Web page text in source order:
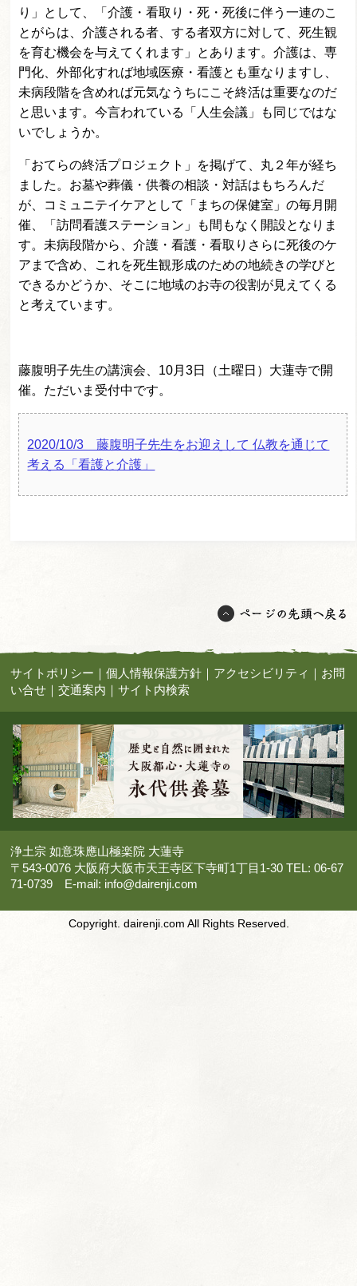
り」として、「介護・看取り・死・死後に伴う一連のこ
とがらは、介護される者、する者双方に対して、死生観
を育む機会を与えてくれます」とあります。介護は、専
門化、外部化すれば地域医療・看護とも重なりますし、
未病段階を含めれば元気なうちにこそ終活は重要なのだ
と思います。今言われている「人生会議」も同じではな
いでしょうか。
「おてらの終活プロジェクト」を掲げて、丸２年が経ち
ました。お墓や葬儀・供養の相談・対話はもちろんだ
が、コミュニテイケアとして「まちの保健室」の毎月開
催、「訪問看護ステーション」も間もなく開設となりま
す。未病段階から、介護・看護・看取りさらに死後のケ
アまで含め、これを死生観形成のための地続きの学びと
できるかどうか、そこに地域のお寺の役割が見えてくる
と考えています。
藤腹明子先生の講演会、10月3日（土曜日）大蓮寺で開
催。ただいま受付中です。
2020/10/3 藤腹明子先生をお迎えして 仏教を通じて
考える「看護と介護」
サイトポリシー ｜個人情報保護方針 ｜ アクセシビリティ ｜ お問
い合せ ｜交通案内 ｜サイト内検索
浄土宗 如意珠應山極楽院 大蓮寺
〒543-0076 大阪府大阪市天王寺区下寺町1丁目1-30 TEL: 06-67
71-0739 E-mail: info@dairenji.com
Copyright. dairenji.com All Rights Reserved.